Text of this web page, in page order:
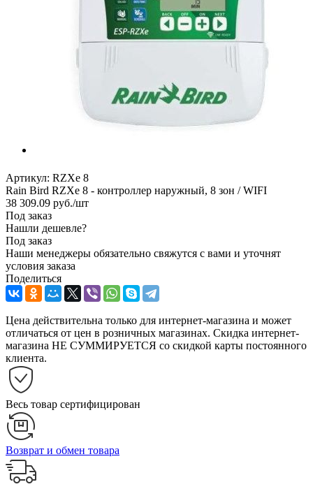
Артикул: RZXe 8
Rain Bird RZXe 8 - контроллер наружный, 8 зон / WIFI
38 309.09 руб./шт
Под заказ
Нашли дешевле?
Под заказ
Наши менеджеры обязательно свяжутся с вами и уточнят
условия заказа
Поделиться
Цена действительна только для интернет-магазина и может
отличаться от цен в розничных магазинах. Скидка интернет-
магазина НЕ СУММИРУЕТСЯ со скидкой карты постоянного
клиента.
Весь товар сертифицирован
Возврат и обмен товара